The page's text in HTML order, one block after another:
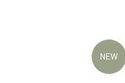
NEW